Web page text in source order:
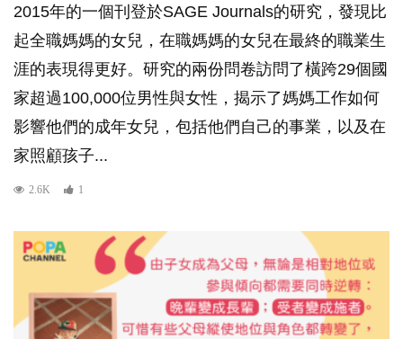
2015年的一個刊登於SAGE Journals的研究，發現比
起全職媽媽的女兒，在職媽媽的女兒在最終的職業生
涯的表現得更好。研究的兩份問卷訪問了橫跨29個國
家超過100,000位男性與女性，揭示了媽媽工作如何
影響他們的成年女兒，包括他們自己的事業，以及在
家照顧孩子...
2.6K 1